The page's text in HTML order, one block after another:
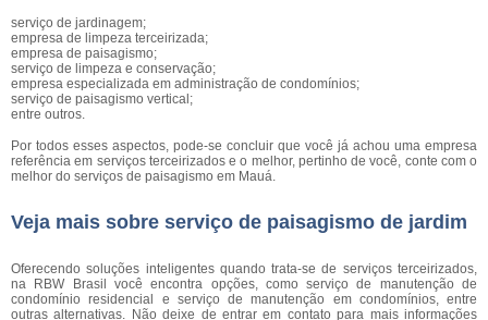
serviço de jardinagem;
empresa de limpeza terceirizada;
empresa de paisagismo;
serviço de limpeza e conservação;
empresa especializada em administração de condomínios;
serviço de paisagismo vertical;
entre outros.
Por todos esses aspectos, pode-se concluir que você já achou uma empresa
referência em serviços terceirizados e o melhor, pertinho de você, conte com o
melhor do serviços de paisagismo em Mauá.
Veja mais sobre serviço de paisagismo de jardim
Oferecendo soluções inteligentes quando trata-se de serviços terceirizados,
na RBW Brasil você encontra opções, como serviço de manutenção de
condomínio residencial e serviço de manutenção em condomínios, entre
outras alternativas. Não deixe de entrar em contato para mais informações